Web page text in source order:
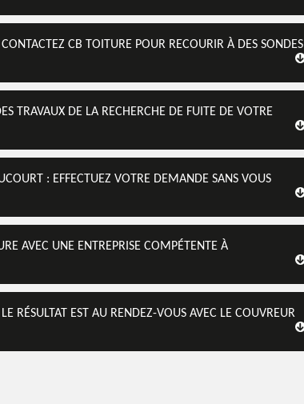
CB TOITURE POUR RECOURIR À DES SONDES
TRAVAUX DE LA RECHERCHE DE FUITE DE VOTRE
: EFFECTUEZ VOTRE DEMANDE SANS VOUS
AVEC UNE ENTREPRISE COMPÉTENTE À
RÉSULTAT EST AU RENDEZ-VOUS AVEC LE COUVREUR